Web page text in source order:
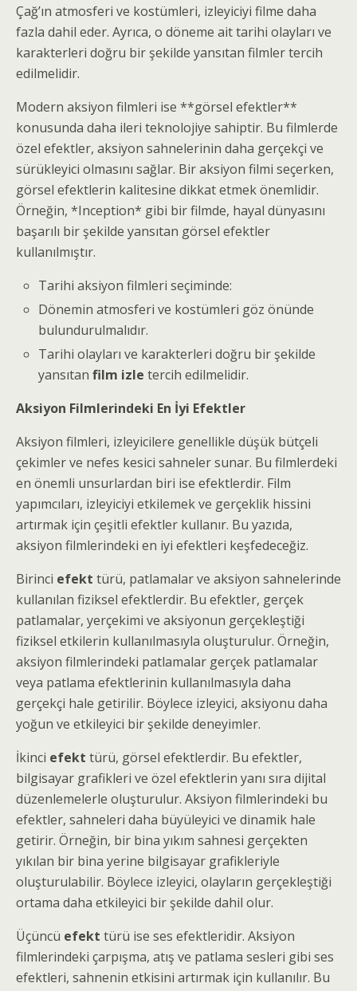
Çağ’ın atmosferi ve kostümleri, izleyiciyi filme daha
fazla dahil eder. Ayrıca, o döneme ait tarihi olayları ve
karakterleri doğru bir şekilde yansıtan filmler tercih
edilmelidir.
Modern aksiyon filmleri ise **görsel efektler**
konusunda daha ileri teknolojiye sahiptir. Bu filmlerde
özel efektler, aksiyon sahnelerinin daha gerçekçi ve
sürükleyici olmasını sağlar. Bir aksiyon filmi seçerken,
görsel efektlerin kalitesine dikkat etmek önemlidir.
Örneğin, *Inception* gibi bir filmde, hayal dünyasını
başarılı bir şekilde yansıtan görsel efektler
kullanılmıştır.
Tarihi aksiyon filmleri seçiminde:
Dönemin atmosferi ve kostümleri göz önünde
bulundurulmalıdır.
Tarihi olayları ve karakterleri doğru bir şekilde
yansıtanfilm izle tercih edilmelidir.
Aksiyon Filmlerindeki En İyi Efektler
Aksiyon filmleri, izleyicilere genellikle düşük bütçeli
çekimler ve nefes kesici sahneler sunar. Bu filmlerdeki
en önemli unsurlardan biri ise efektlerdir. Film
yapımcıları, izleyiciyi etkilemek ve gerçeklik hissini
artırmak için çeşitli efektler kullanır. Bu yazıda,
aksiyon filmlerindeki en iyi efektleri keşfedeceğiz.
Birinci efekt türü, patlamalar ve aksiyon sahnelerinde
kullanılan fiziksel efektlerdir. Bu efektler, gerçek
patlamalar, yerçekimi ve aksiyonun gerçekleştiği
fiziksel etkilerin kullanılmasıyla oluşturulur. Örneğin,
aksiyon filmlerindeki patlamalar gerçek patlamalar
veya patlama efektlerinin kullanılmasıyla daha
gerçekçi hale getirilir. Böylece izleyici, aksiyonu daha
yoğun ve etkileyici bir şekilde deneyimler.
İkinci efekt türü, görsel efektlerdir. Bu efektler,
bilgisayar grafikleri ve özel efektlerin yanı sıra dijital
düzenlemelerle oluşturulur. Aksiyon filmlerindeki bu
efektler, sahneleri daha büyüleyici ve dinamik hale
getirir. Örneğin, bir bina yıkım sahnesi gerçekten
yıkılan bir bina yerine bilgisayar grafikleriyle
oluşturulabilir. Böylece izleyici, olayların gerçekleştiği
ortama daha etkileyici bir şekilde dahil olur.
Üçüncü efekt türü ise ses efektleridir. Aksiyon
filmlerindeki çarpışma, atış ve patlama sesleri gibi ses
efektleri, sahnenin etkisini artırmak için kullanılır. Bu